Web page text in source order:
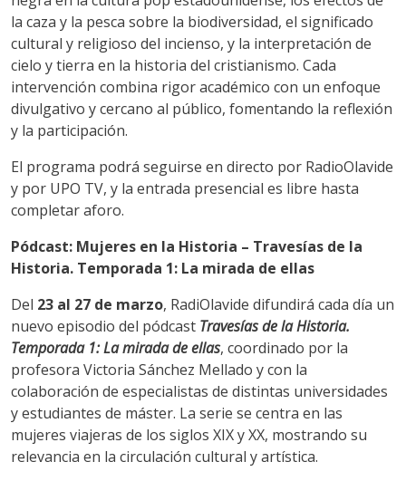
la caza y la pesca sobre la biodiversidad, el significado
cultural y religioso del incienso, y la interpretación de
cielo y tierra en la historia del cristianismo. Cada
intervención combina rigor académico con un enfoque
divulgativo y cercano al público, fomentando la reflexión
y la participación.
El programa podrá seguirse en directo por RadioOlavide
y por UPO TV, y la entrada presencial es libre hasta
completar aforo.
Pódcast: Mujeres en la Historia – Travesías de la
Historia. Temporada 1: La mirada de ellas
Del 23 al 27 de marzo, RadiOlavide difundirá cada día un
nuevo episodio del pódcast Travesías de la Historia.
Temporada 1: La mirada de ellas, coordinado por la
profesora Victoria Sánchez Mellado y con la
colaboración de especialistas de distintas universidades
y estudiantes de máster. La serie se centra en las
mujeres viajeras de los siglos XIX y XX, mostrando su
relevancia en la circulación cultural y artística.